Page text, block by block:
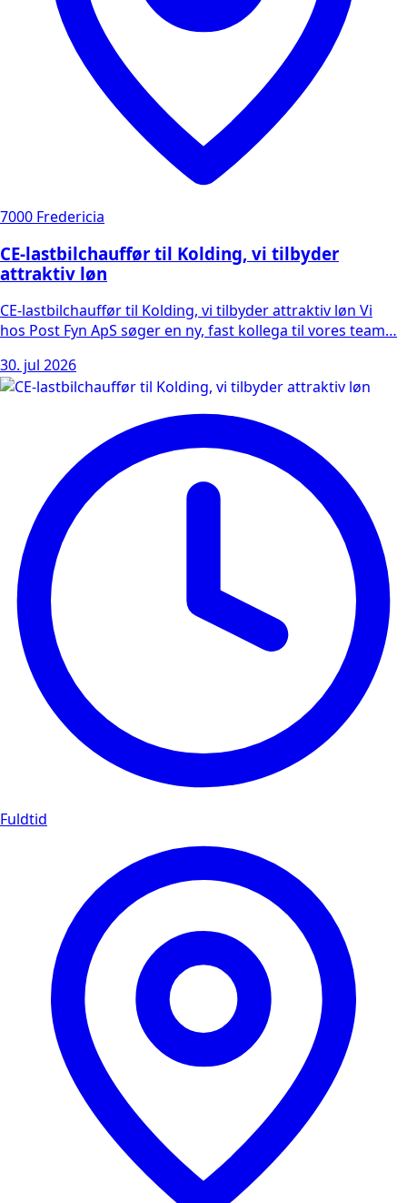
7000 Fredericia
CE-lastbilchauffør til Kolding, vi tilbyder
attraktiv løn
CE-lastbilchauffør til Kolding, vi tilbyder attraktiv løn Vi
hos Post Fyn ApS søger en ny, fast kollega til vores team…
30. jul 2026
Fuldtid